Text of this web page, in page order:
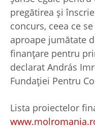
pregătirea și
concurs, ceea ce
aproape jumătate
finanțare pentru
declarat András
Fundației Pentru
Lista proiectelor